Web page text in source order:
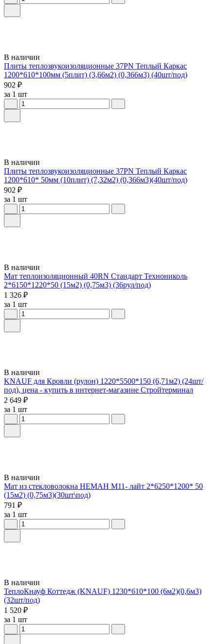
В наличии
Плиты теплозвукоизоляционные 37PN Теплый Каркас
1200*610*100мм (5плит) (3,66м2) (0,366м3) (40шт/под)
902 ₽
за 1 шт
В наличии
Плиты теплозвукоизоляционные 37PN Теплый Каркас
1200*610* 50мм (10плит) (7,32м2) (0,366м3)(40шт/под)
902 ₽
за 1 шт
В наличии
Мат теплоизоляционный 40RN Стандарт Технониколь
2*6150*1220*50 (15м2) (0,75м3) (36рул/под)
1 326 ₽
за 1 шт
В наличии
KNAUF для Кровли (рулон) 1220*5500*150 (6,71м2) (24шт/
под), цена - купить в интернет-магазине Стройтерминал
2 649 ₽
за 1 шт
В наличии
Мат из стекловолокна НЕМАН М11- лайт 2*6250*1200* 50
(15м2) (0,75м3)(30шт\под)
791 ₽
за 1 шт
В наличии
ТеплоКнауф Коттедж (KNAUF) 1230*610*100 (6м2)(0,6м3)
(32шт/под)
1 520 ₽
за 1 шт